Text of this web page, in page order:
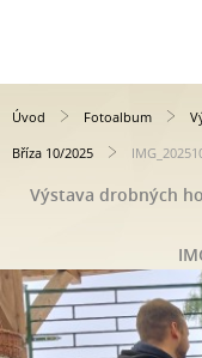
Úvod Fotoalbum
Bříza 10/2025
Výstava drobných